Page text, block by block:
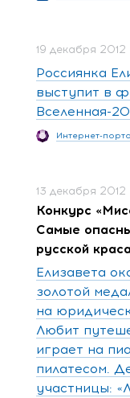
19 декабря 2012
Россиянка
выступит в
Вселенная-
Интернет-
13 декабря 2012
Конкурс
Самые
русской
Елизавета
золотой
на
Любит
играет на
пилатесом.
участницы: